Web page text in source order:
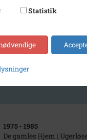
tag
1975 - 1985
De gamles Hjem i
Statistik